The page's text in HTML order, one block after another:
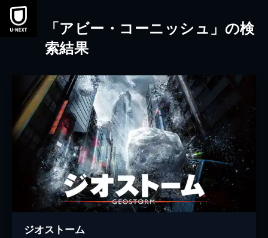
本文へスキップ
「アビー・コーニッシュ」の検
索結果
ジオストーム